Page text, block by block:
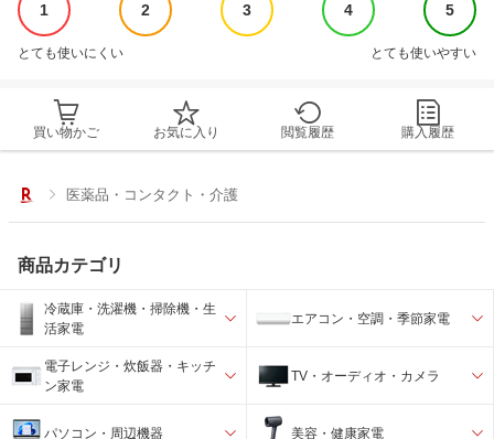
1 2 3 4 5
とても使いにくい とても使いやすい
買い物かご お気に入り 閲覧履歴 購入履歴
医薬品・コンタクト・介護
商品カテゴリ
冷蔵庫・洗濯機・掃除機・生
活家電
エアコン・空調・季節家電
電子レンジ・炊飯器・キッチ
ン家電
TV・オーディオ・カメラ
パソコン・周辺機器 美容・健康家電